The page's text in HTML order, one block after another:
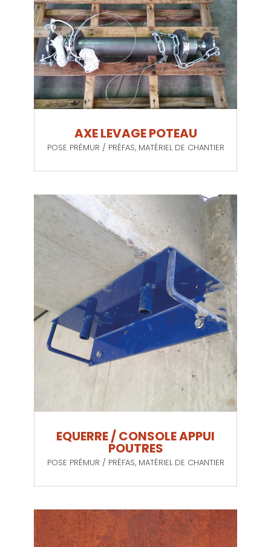
AXE LEVAGE POTEAU
POSE PRÉMUR / PRÉFAS, MATÉRIEL DE CHANTIER
EQUERRE / CONSOLE APPUI
POUTRES
POSE PRÉMUR / PRÉFAS, MATÉRIEL DE CHANTIER